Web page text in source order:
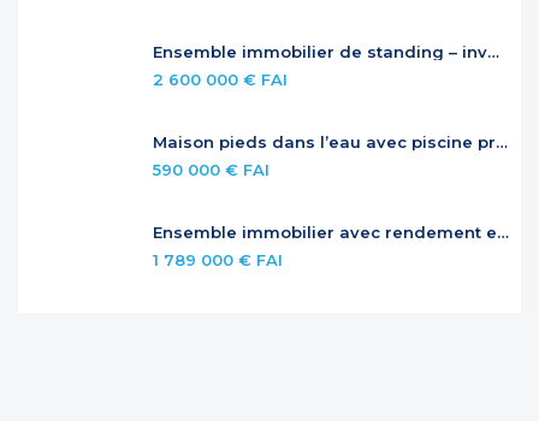
Ensemble immobilier de standing – investissement locatif premium
2 600 000 € FAI
Maison pieds dans l’eau avec piscine privée
590 000 € FAI
Ensemble immobilier avec rendement et potentiel – Jardins de la Baie Orientale
1 789 000 € FAI